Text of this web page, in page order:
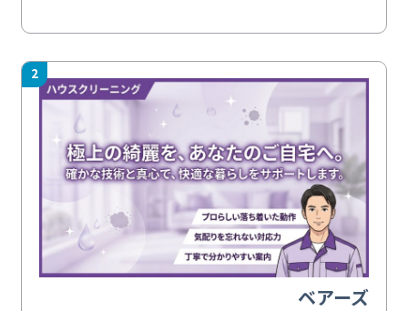
2
ベアーズ